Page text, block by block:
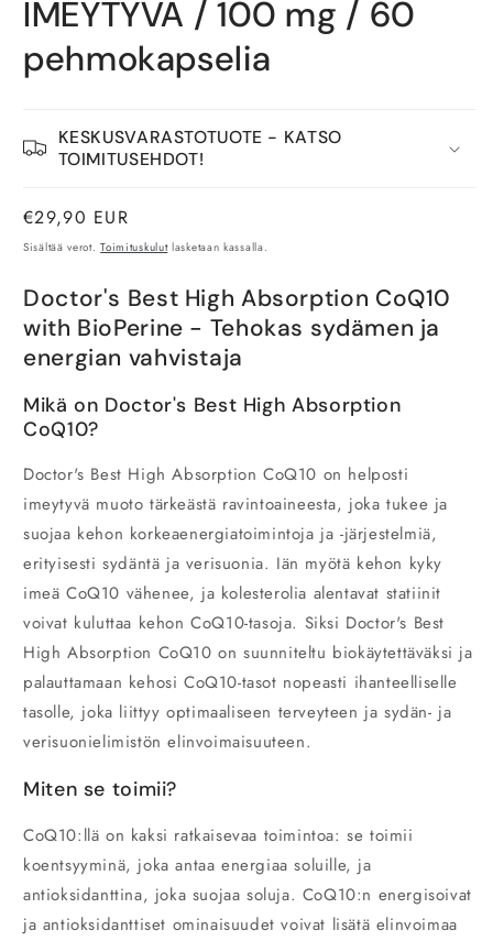
IMEYTYVÄ / 100 mg / 60
pehmokapselia
KESKUSVARASTOTUOTE - KATSO
TOIMITUSEHDOT!
Normaalihinta
€29,90 EUR
Sisältää verot.Toimituskulutlasketaan kassalla.
Doctor's Best High Absorption CoQ10
with BioPerine - Tehokas sydämen ja
energian vahvistaja
Mikä on Doctor's Best High Absorption
CoQ10?
Doctor's Best High Absorption CoQ10 on helposti
imeytyvä muoto tärkeästä ravintoaineesta, joka tukee ja
suojaa kehon korkeaenergiatoimintoja ja -järjestelmiä,
erityisesti sydäntä ja verisuonia. Iän myötä kehon kyky
imeä CoQ10 vähenee, ja kolesterolia alentavat statiinit
voivat kuluttaa kehon CoQ10-tasoja. Siksi Doctor's Best
High Absorption CoQ10 on suunniteltu biokäytettäväksi ja
palauttamaan kehosi CoQ10-tasot nopeasti ihanteelliselle
tasolle, joka liittyy optimaaliseen terveyteen ja sydän- ja
verisuonielimistön elinvoimaisuuteen.
Miten se toimii?
CoQ10:llä on kaksi ratkaisevaa toimintoa: se toimii
koentsyyminä, joka antaa energiaa soluille, ja
antioksidanttina, joka suojaa soluja. CoQ10:n energisoivat
ja antioksidanttiset ominaisuudet voivat lisätä elinvoimaa